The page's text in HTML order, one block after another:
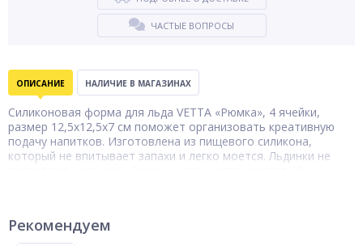
ЧАСТЫЕ ВОПРОСЫ
ОПИСАНИЕ НАЛИЧИЕ В МАГАЗИНАХ
Силиконовая форма для льда VETTA «Рюмка», 4 ячейки,
размер 12,5х12,5х7 см поможет организовать креативную
подачу напитков. Изготовлена из пищевого силикона,
который не впитывает запахи и легко моется. Льдинки не
Бренд
Рекомендуем